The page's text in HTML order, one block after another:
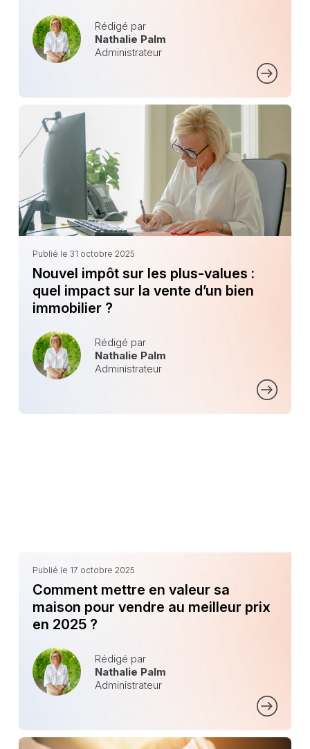
Rédigé par
Nathalie Palm
Administrateur
Publié le 31 octobre 2025
Nouvel impôt sur les plus-values :
quel impact sur la vente d’un bien
immobilier ?
Rédigé par
Nathalie Palm
Administrateur
Publié le 17 octobre 2025
Comment mettre en valeur sa
maison pour vendre au meilleur prix
en 2025 ?
Rédigé par
Nathalie Palm
Administrateur